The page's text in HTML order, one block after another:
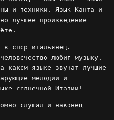
и техники. Язык Канта и
лучшее произведение
спор итальянец.
любит музыку,
языке звучат лучшие
мелодии и
солнечной Италии!
слушал и наконец